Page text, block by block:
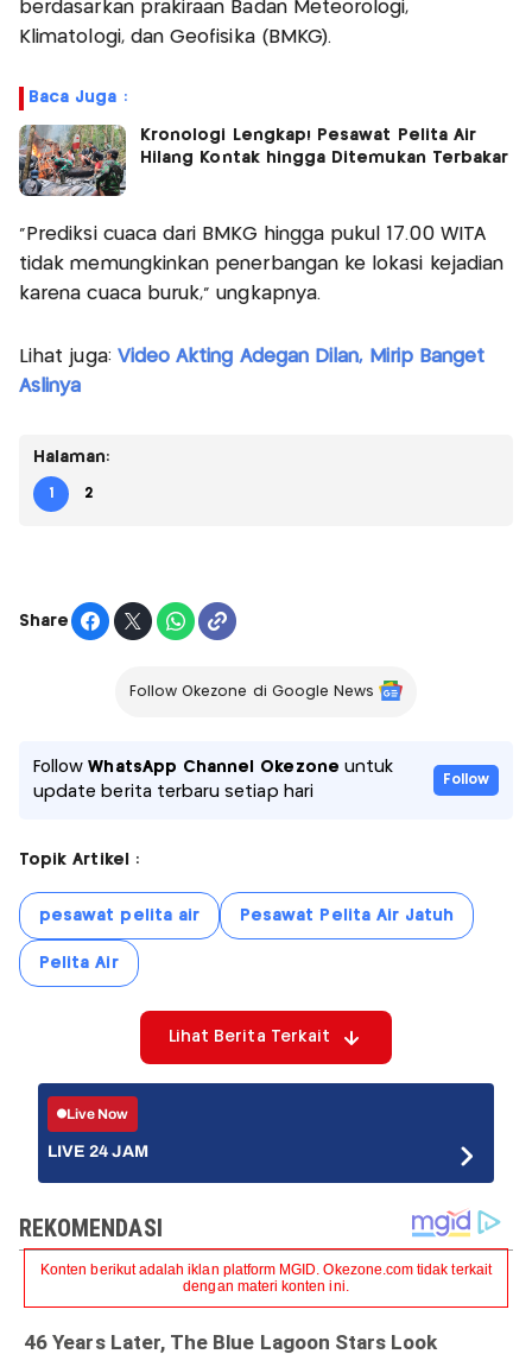
berdasarkan prakiraan Badan Meteorologi,
Klimatologi, dan Geofisika (BMKG).
Baca Juga :
Kronologi Lengkap! Pesawat Pelita Air
Hilang Kontak hingga Ditemukan Terbakar
“Prediksi cuaca dari BMKG hingga pukul 17.00 WITA
tidak memungkinkan penerbangan ke lokasi kejadian
karena cuaca buruk,” ungkapnya.
Lihat juga: Video Akting Adegan Dilan, Mirip Banget
Aslinya
Halaman:
1 2
Share
Follow Okezone di Google News
FollowWhatsApp Channel Okezone untuk
update berita terbaru setiap hari
Follow
Topik Artikel :
pesawat pelita air Pesawat Pelita Air Jatuh
Pelita Air
Lihat Berita Terkait
Live Now
LIVE 24 JAM